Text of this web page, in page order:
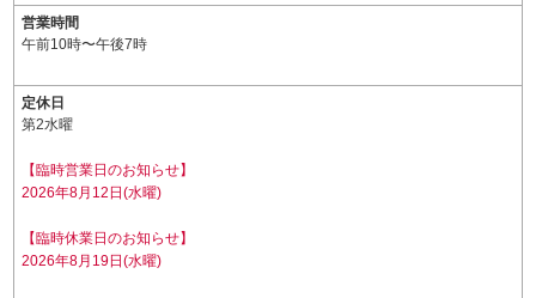
営業時間
午前10時〜午後7時
定休日
第2水曜
【臨時営業日のお知らせ】
2026年8月12日(水曜)
【臨時休業日のお知らせ】
2026年8月19日(水曜)